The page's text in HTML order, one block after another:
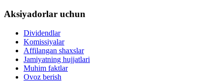
Aksiyadorlar uchun
Dividendlar
Komissiyalar
Affilangan shaxslar
Jamiyatning hujjatlari
Muhim faktlar
Ovoz berish